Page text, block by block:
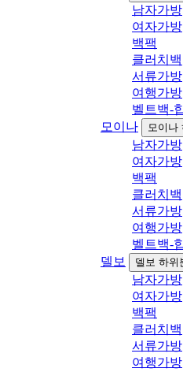
남자가방
여자가방
백팩
클러치백
서류가방
여행가방
벨트백-
모이나
모이나
남자가방
여자가방
백팩
클러치백
서류가방
여행가방
벨트백-
델보
델보 하위
남자가방
여자가방
백팩
클러치백
서류가방
여행가방